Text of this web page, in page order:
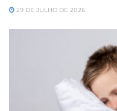
29 DE JULHO DE 2026